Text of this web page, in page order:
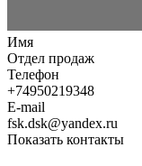
Имя
Отдел продаж
Телефон
+74950219348
E-mail
fsk.dsk@yandex.ru
Показать контакты